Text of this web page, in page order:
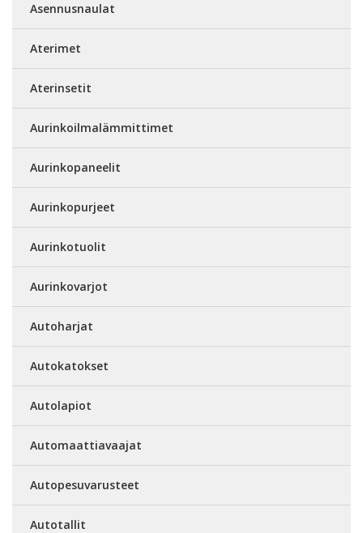
Asennusnaulat
Aterimet
Aterinsetit
Aurinkoilmalämmittimet
Aurinkopaneelit
Aurinkopurjeet
Aurinkotuolit
Aurinkovarjot
Autoharjat
Autokatokset
Autolapiot
Automaattiavaajat
Autopesuvarusteet
Autotallit